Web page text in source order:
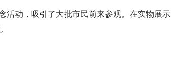
活动，吸引了大批市民前来参观。在实物展示